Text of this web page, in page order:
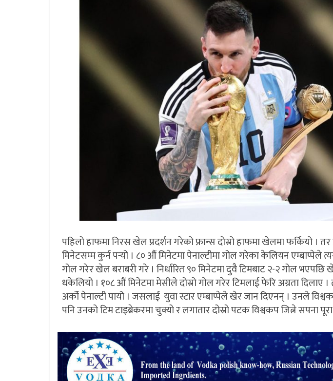
पहिलो हाफमा निरस खेल प्रदर्शन गरेको फ्रान्स दोस्रो हाफमा खेलमा फर्कियो ।
मिनेटसम्म कुर्न पर्‍यो । ८० औं मिनेटमा पेनाल्टीमा गोल गरेका केलियन एम्बाप्पेले
गोल गरेर खेल बराबरी गरे । निर्धारित ९० मिनेटमा दुवै टिमबाट २-२ गोल
धकेलियो । १०८ औं मिनेटमा मेसीले दोस्रो गोल गरेर टिमलाई फेरि अग्रता दिलाए
अर्को पेनाल्टी पायो । जसलाई युवा स्टार एम्बाप्पेले खेर जान दिएनन् । उनले
पनि उनको टिम टाइब्रेकरमा चुक्यो र लगातार दोस्रो पटक विश्वकप जित्ने सपना